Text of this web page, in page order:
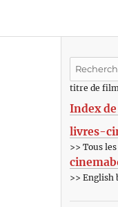
Recherche
:titre de
Index
livres-
>> Tous
>> English